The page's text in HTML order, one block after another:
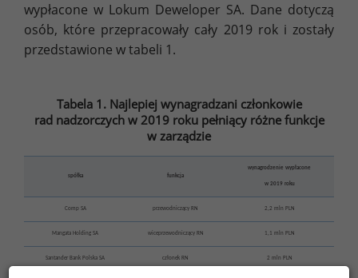
wypłacone w Lokum Deweloper SA. Dane dotyczą
osób, które przepracowały cały 2019 rok i zostały
przedstawione w tabeli 1.
Tabela 1. Najlepiej wynagradzani członkowie
rad nadzorczych w 2019 roku pełniący różne funkcje
w zarządzie
spółka funkcja
wynagrodzenie wypłacone
w 2019 roku
Comp SA przewodniczący RN 2,2 mln PLN
Mangata Holding SA wiceprzewodniczący RN 1,1 mln PLN
Santander Bank Polska SA członek RN 2 mln PLN